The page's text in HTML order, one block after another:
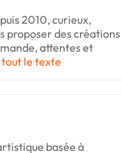
2010, curieux,
proposer des créations
attentes et
le texte
basée à